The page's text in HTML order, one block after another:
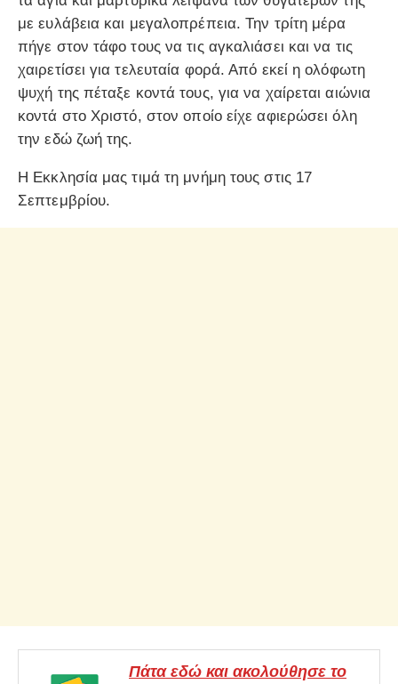
με ευλάβεια και μεγαλοπρέπεια. Την τρίτη μέρα
πήγε στον τάφο τους να τις αγκαλιάσει και να τις
χαιρετίσει για τελευταία φορά. Από εκεί η ολόφωτη
ψυχή της πέταξε κοντά τους, για να χαίρεται αιώνια
κοντά στο Χριστό, στον οποίο είχε αφιερώσει όλη
την εδώ ζωή της.
Η Εκκλησία μας τιμά τη μνήμη τους στις 17
Σεπτεμβρίου.
Πάτα εδώ και ακολούθησε το